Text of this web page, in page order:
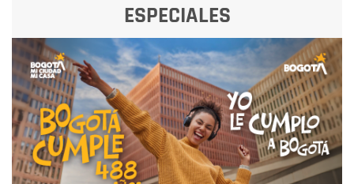
ESPECIALES